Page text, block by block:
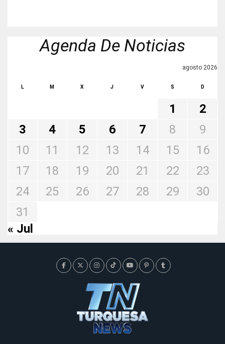
Agenda De Noticias
agosto 2026
L M X J V S D
1
2
3
4 5 6 7 8
9
10
11 12 13 14 15
16
17
18 19 20 21 22
23
24
25 26 27 28 29
30
31
« Jul